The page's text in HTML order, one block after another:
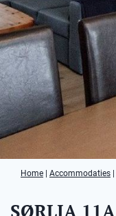
Home Accommodaties
SØRLIA 11A